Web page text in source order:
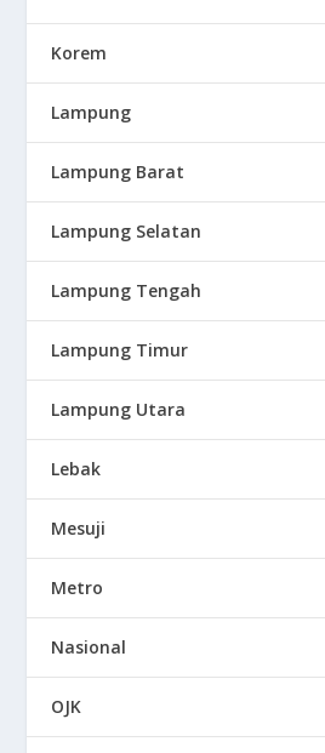
Korem
Lampung
Lampung Barat
Lampung Selatan
Lampung Tengah
Lampung Timur
Lampung Utara
Lebak
Mesuji
Metro
Nasional
OJK